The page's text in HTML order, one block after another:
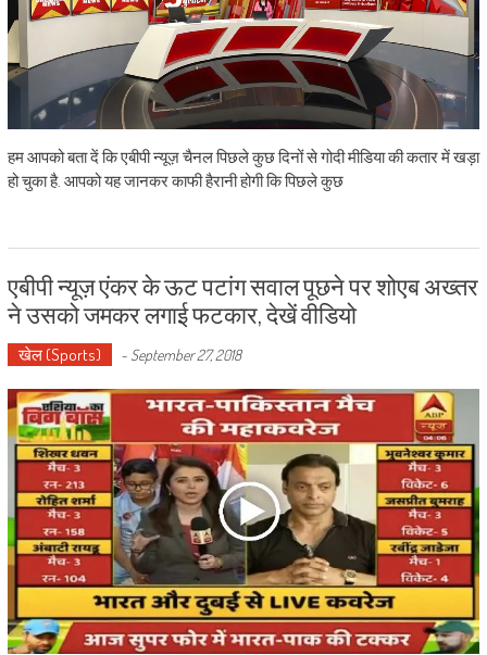
हम आपको बता दें कि एबीपी न्यूज़ चैनल पिछले कुछ दिनों से गोदी मीडिया की कतार में खड़ा
हो चुका है. आपको यह जानकर काफी हैरानी होगी कि पिछले कुछ
एबीपी न्यूज़ एंकर के ऊट पटांग सवाल पूछने पर शोएब अख्तर
ने उसको जमकर लगाई फटकार, देखें वीडियो
खेल (Sports) - September 27, 2018